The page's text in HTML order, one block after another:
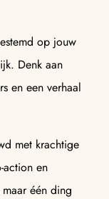
op jouw
Denk aan
en een verhaal
met krachtige
action en
één ding